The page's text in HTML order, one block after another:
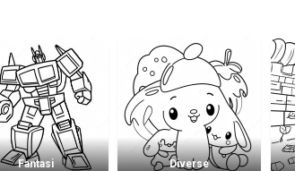
Fantasi Diverse